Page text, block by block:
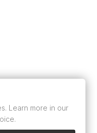
und Krankenwagen.
Learn more in our